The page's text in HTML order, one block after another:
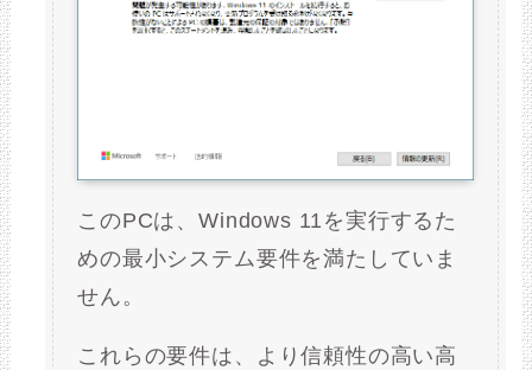
このPCは、Windows 11を実行するた
めの最小システム要件を満たしていま
せん。
これらの要件は、より信頼性の高い高